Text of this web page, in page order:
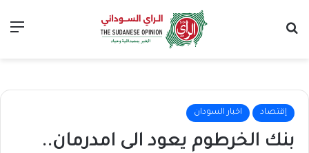
إقتصاد اخبار السودان
بنك الخرطوم يعود الى امدرمان..